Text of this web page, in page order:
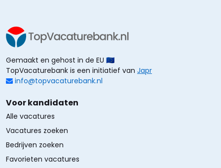
Gemaakt en gehost in de EU 🇪🇺
TopVacaturebank is een initiatief van Japr
info@topvacaturebank.nl
Voor kandidaten
Alle vacatures
Vacatures zoeken
Bedrijven zoeken
Favorieten vacatures